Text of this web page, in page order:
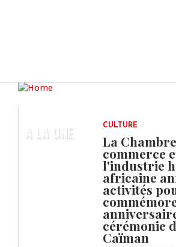
A LA UNE CULTURE
La
commerce
l'industrie
africaine
activités
cérémonie
Caïman